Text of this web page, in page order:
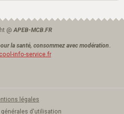
@APEB-MCB.FR
la santé, consommez avec modération.
info-service.fr
légales
d'utilisation